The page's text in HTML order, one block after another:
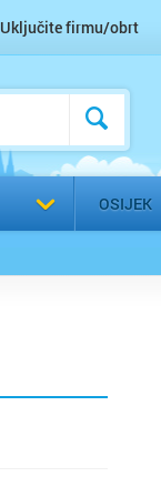
Uključite firmu/obrt
OSIJEK
Odaberi